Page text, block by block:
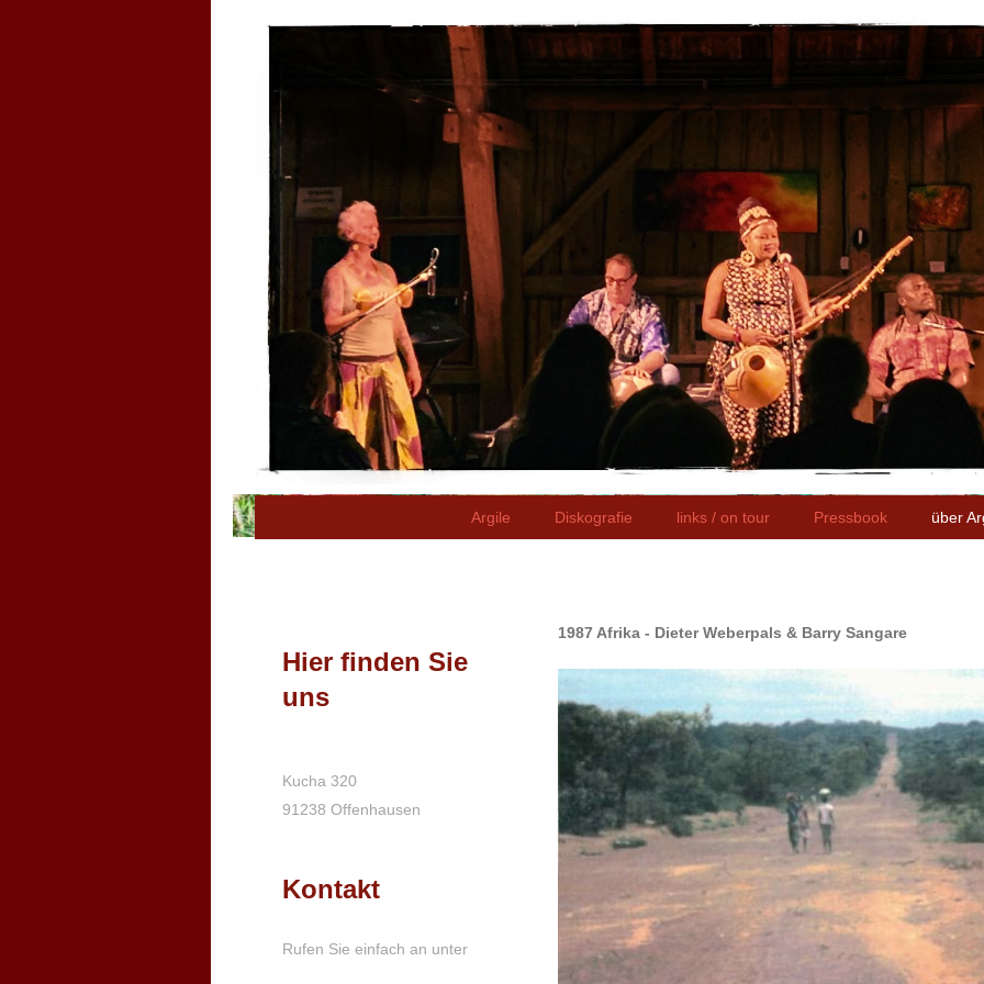
Argile Diskografie links / on tour Pressbook über
1987 Afrika - Dieter Weberpals & Barry Sangare
Hier finden Sie
uns
Kucha 320
91238 Offenhausen
Kontakt
Rufen Sie einfach an unter